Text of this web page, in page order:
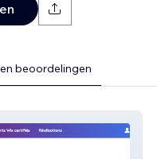
beoordelingen